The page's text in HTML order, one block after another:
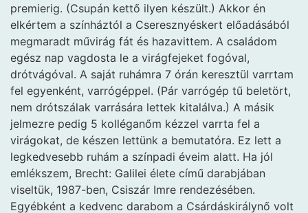
premierig. (Csupán kettő ilyen készült.) Akkor én
elkértem a színháztól a Cseresznyéskert előadásából
megmaradt művirág fát és hazavittem. A családom
egész nap vagdosta le a virágfejeket fogóval,
drótvágóval. A saját ruhámra 7 órán keresztül varrtam
fel egyenként, varrógéppel. (Pár varrógép tű beletört,
nem drótszálak varrására lettek kitalálva.) A másik
jelmezre pedig 5 kolléganőm kézzel varrta fel a
virágokat, de készen lettünk a bemutatóra. Ez lett a
legkedvesebb ruhám a színpadi éveim alatt. Ha jól
emlékszem, Brecht: Galilei élete című darabjában
viseltük, 1987-ben, Csiszár Imre rendezésében.
Egyébként a kedvenc darabom a Csárdáskirálynő volt